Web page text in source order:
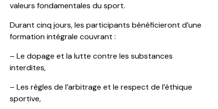
valeurs fondamentales du sport.
Durant cinq jours, les participants bénéficieront d’une
formation intégrale couvrant :
– Le dopage et la lutte contre les substances
interdites,
– Les règles de l’arbitrage et le respect de l’éthique
sportive,